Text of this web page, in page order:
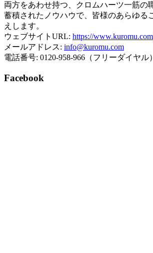
両方をあわせ持つ、クロムハーツ一筋の
蓄積されたノウハウで、皆様のあらゆる
えします。
ウェブサイトURL: https://
メールアドレス: info@kuromu.com
電話番号: 0120-958-966（フリーダイヤル）
Facebook